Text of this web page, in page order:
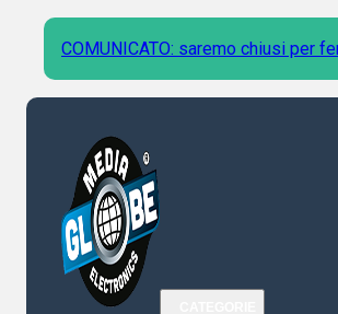
COMUNICATO: saremo chiusi per
Agosto